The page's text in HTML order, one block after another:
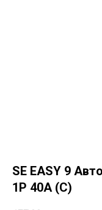
SE EASY 9
1P 40A (C)